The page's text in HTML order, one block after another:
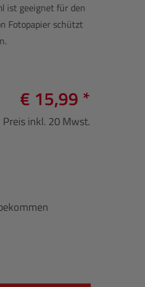
ist geeignet für den
Fotopapier schützt
€ 15,99 *
Preis inkl. 20 Mwst.